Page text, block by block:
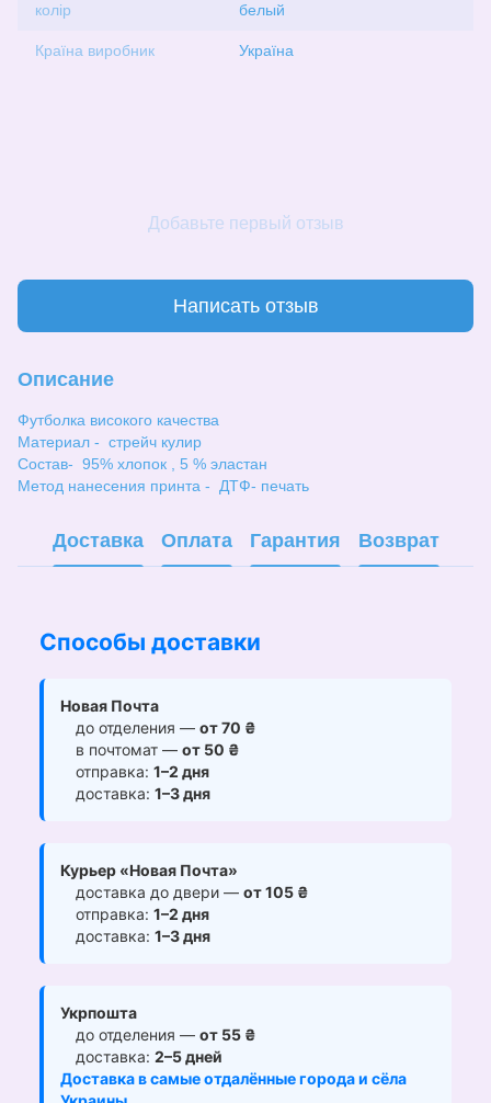
колір белый
Країна виробник Україна
Добавьте первый отзыв
Написать отзыв
Описание
Футболка високого качества
Материал - стрейч кулир
Состав- 95% хлопок , 5 % эластан
Метод нанесения принта - ДТФ- печать
Доставка Оплата Гарантия Возврат
Способы доставки
Новая Почта
до отделения — от 70 ₴
в почтомат — от 50 ₴
отправка: 1–2 дня
доставка: 1–3 дня
Курьер «Новая Почта»
доставка до двери — от 105 ₴
отправка: 1–2 дня
доставка: 1–3 дня
Укрпошта
до отделения — от 55 ₴
доставка: 2–5 дней
Доставка в самые отдалённые города и сёла